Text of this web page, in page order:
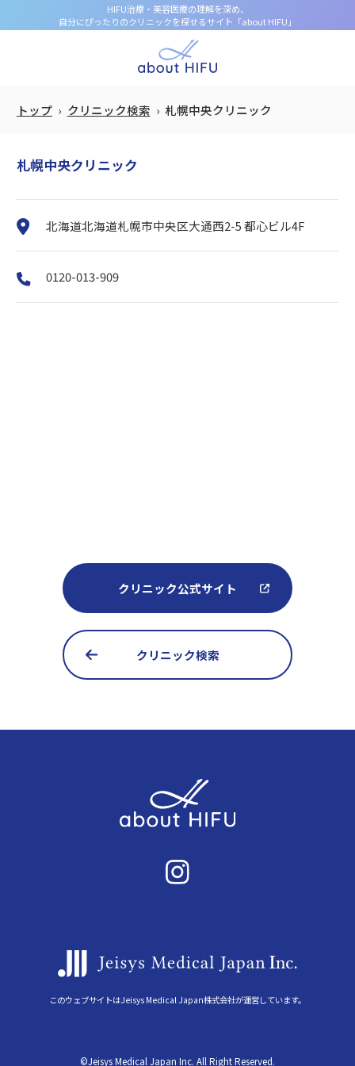
HIFU治療・美容医療の理解を深め、
自分にぴったりのクリニックを探せるサイト「about HIFU」
トップ クリニック検索 札幌中央クリニック
札幌中央クリニック
北海道北海道札幌市中央区大通西2-5 都心ビル4F
0120-013-909
クリニック公式サイト
クリニック検索
このウェブサイトはJeisys Medical Japan株式会社が運営しています。
©Jeisys Medical Japan Inc. All Right Reserved.